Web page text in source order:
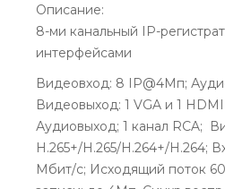
Описание:
8-ми канальный IP-
интерфейсами
Видеовход: 8 IP@4Мп;
Видеовыход: 1 VGA и 1
Аудиовыход; 1 канал RCA;
H.265+/H.265/H.264+/H.264;
Мбит/с; Исходящий поток